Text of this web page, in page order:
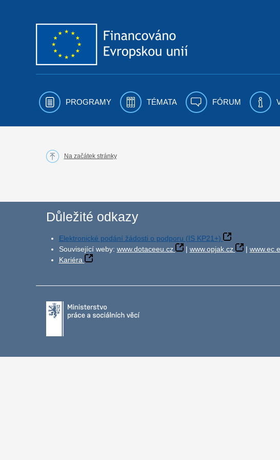
PROGRAMY TÉMATA FÓRUM
Na začátek stránky
Důležité odkazy
Elektronické podání žádosti o podporu (IS KP21+)
Související weby: www.dotaceeu.cz | www.opjak.cz |
Kariéra